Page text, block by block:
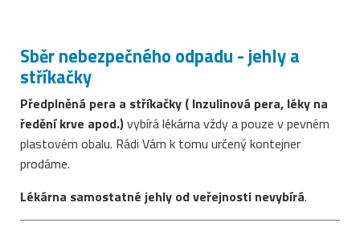
Sběr nebezpečného odpadu - jehly a
stříkačky
Předplněná pera a stříkačky ( Inzulinová pera, léky na
ředění krve apod.)vybírá lékárna vždy a pouze v pevném
plastovém obalu. Rádi Vám k tomu určený kontejner
prodáme.
Lékárna samostatné jehly od veřejnosti nevybírá.